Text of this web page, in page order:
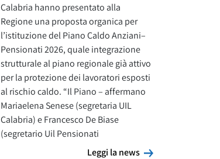
Calabria hanno presentato alla
Regione una proposta organica per
l’istituzione del Piano Caldo Anziani–
Pensionati 2026, quale integrazione
strutturale al piano regionale già attivo
per la protezione dei lavoratori esposti
al rischio caldo. “Il Piano – affermano
Mariaelena Senese (segretaria UIL
Calabria) e Francesco De Biase
(segretario Uil Pensionati
Leggi la news
Leggi la news